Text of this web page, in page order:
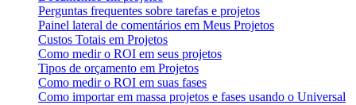
Perguntas frequentes sobre tarefas e projetos
Painel lateral de comentários em Meus Projetos
Custos Totais em Projetos
Como medir o ROI em seus projetos
Tipos de orçamento em Projetos
Como medir o ROI em suas fases
Como importar em massa projetos e fases usando o Universal